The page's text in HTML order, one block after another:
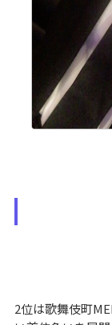
2位は歌舞伎町